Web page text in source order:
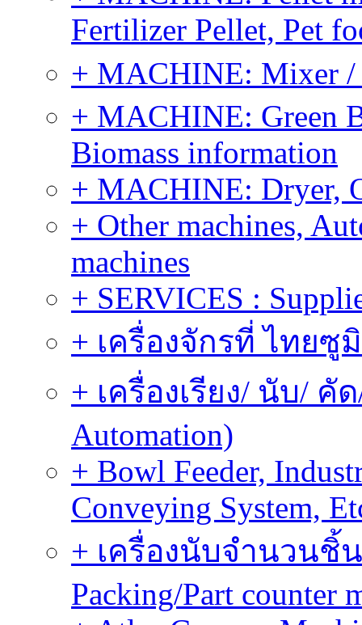
Fertilizer Pellet, Pet
+ MACHINE: Mixer
+ MACHINE: Green
Biomass information
+ MACHINE: Dryer,
+ Other machines,
machines
+ SERVICES :
+ เครื่องจักรที่ ไทยซู
+ เครื่องเรียง/ นับ/ คั
Automation)
+ Bowl Feeder,
Conveying System,
+ เครื่องนับจำนวนชิ้
Packing/Part counter